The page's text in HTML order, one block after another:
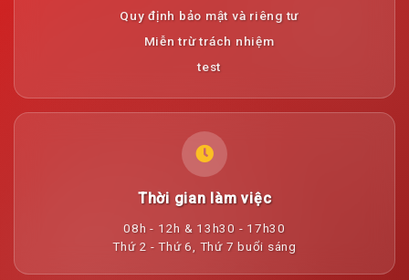
Quy định bảo mật và riêng tư
Miễn trừ trách nhiệm
test
Thời gian làm việc
08h - 12h & 13h30 - 17h30
Thứ 2 - Thứ 6, Thứ 7 buổi sáng